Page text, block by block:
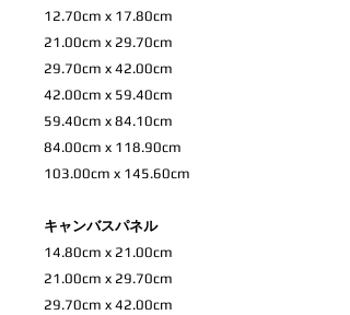
12.70cm x 17.80cm
21.00cm x 29.70cm
29.70cm x 42.00cm
42.00cm x 59.40cm
59.40cm x 84.10cm
84.00cm x 118.90cm
103.00cm x 145.60cm
キャンバスパネル
14.80cm x 21.00cm
21.00cm x 29.70cm
29.70cm x 42.00cm